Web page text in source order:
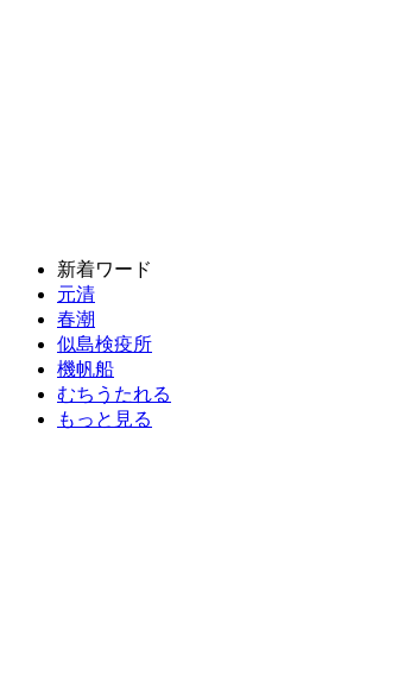
新着ワード
元清
春潮
似島検疫所
機帆船
むちうたれる
もっと見る